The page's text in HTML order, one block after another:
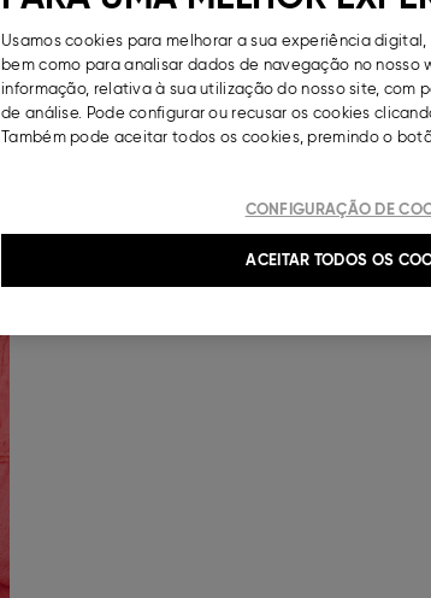
Usamos cookies para melhorar a sua experiência
bem como para analisar dados de navegação no nosso
informação, relativa à sua utilização do nosso site, com
de análise. Pode configurar ou recusar os cookies
Também pode aceitar todos os cookies, premindo o
CONFIGURAÇÃO DE
ACEITAR TODOS OS